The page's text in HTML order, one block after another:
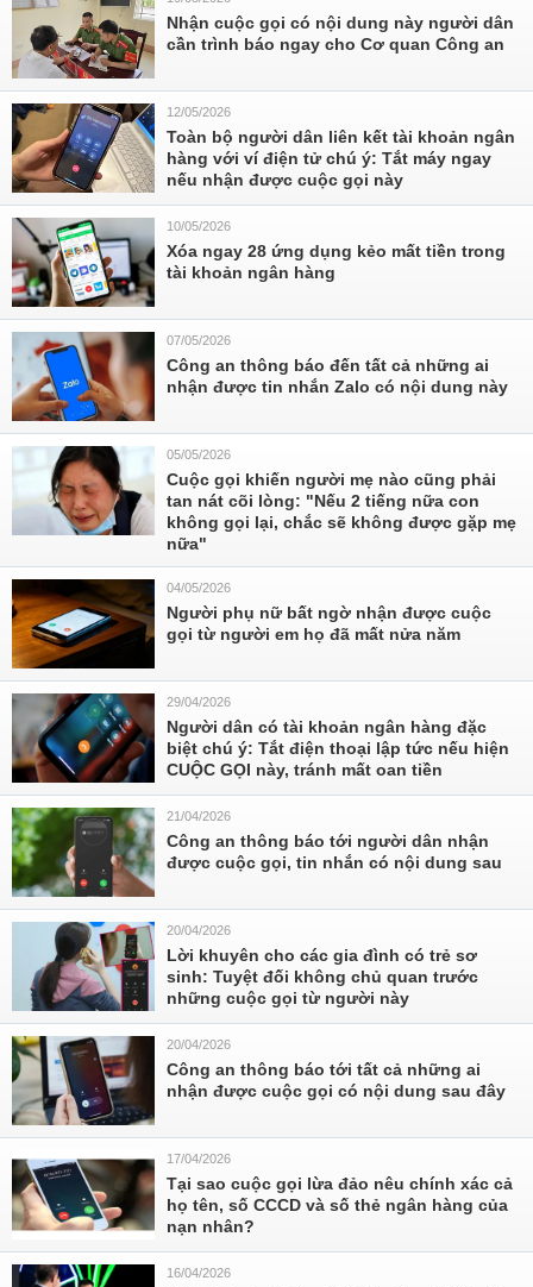
Nhận cuộc gọi có nội dung này người dân
cần trình báo ngay cho Cơ quan Công an
12/05/2026
Toàn bộ người dân liên kết tài khoản ngân
hàng với ví điện tử chú ý: Tắt máy ngay
nếu nhận được cuộc gọi này
10/05/2026
Xóa ngay 28 ứng dụng kẻo mất tiền trong
tài khoản ngân hàng
07/05/2026
Công an thông báo đến tất cả những ai
nhận được tin nhắn Zalo có nội dung này
05/05/2026
Cuộc gọi khiến người mẹ nào cũng phải
tan nát cõi lòng: "Nếu 2 tiếng nữa con
không gọi lại, chắc sẽ không được gặp mẹ
nữa"
04/05/2026
Người phụ nữ bất ngờ nhận được cuộc
gọi từ người em họ đã mất nửa năm
29/04/2026
Người dân có tài khoản ngân hàng đặc
biệt chú ý: Tắt điện thoại lập tức nếu hiện
CUỘC GỌI này, tránh mất oan tiền
21/04/2026
Công an thông báo tới người dân nhận
được cuộc gọi, tin nhắn có nội dung sau
20/04/2026
Lời khuyên cho các gia đình có trẻ sơ
sinh: Tuyệt đối không chủ quan trước
những cuộc gọi từ người này
20/04/2026
Công an thông báo tới tất cả những ai
nhận được cuộc gọi có nội dung sau đây
17/04/2026
Tại sao cuộc gọi lừa đảo nêu chính xác cả
họ tên, số CCCD và số thẻ ngân hàng của
nạn nhân?
16/04/2026